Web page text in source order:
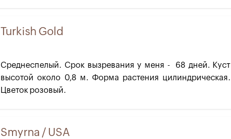
Turkish Gold
Среднеспелый. Срок вызревания у меня - 68 дней. Куст
высотой около 0,8 м. Форма растения цилиндрическая.
Цветок розовый.
Smyrna / USA